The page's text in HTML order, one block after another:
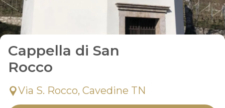
Cappella di San
Rocco
Via S. Rocco, Cavedine TN